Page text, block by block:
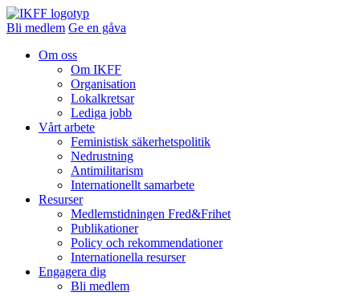
Bli medlem Ge en gåva
Om oss
Om IKFF
Organisation
Lokalkretsar
Lediga jobb
Vårt arbete
Feministisk säkerhetspolitik
Nedrustning
Antimilitarism
Internationellt samarbete
Resurser
Medlemstidningen Fred&Frihet
Publikationer
Policy och rekommendationer
Internationella resurser
Engagera dig
Bli medlem